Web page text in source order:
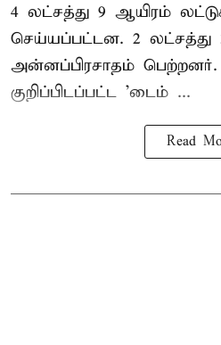
4 லட்சத்து 9 ஆயிரம்
செய்யப்பட்டன. 2 லட்சத்து
அன்னப்பிரசாதம் பெற்றனர்.
குறிப்பிடப்பட்ட 'டைம் ...
Read